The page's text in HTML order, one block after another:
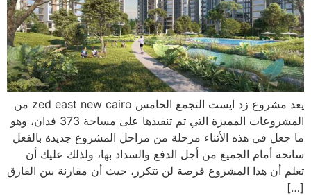
يعد مشروع زد ايست التجمع الخامس zed east new cairo من
المشروعات المميزة التي تم تنفيذها على مساحة 373 فدان، وهو
ما جعل في هذه الأثناء مرحلة من مراحل المشروع جديدة بالفعل
سانحة أمام الجميع من أجل الدفع والسداد بها، ولذلك عليك أن
تعلم أن هذا المشروع فرصة لن تتكرر، حيث أن مقارنة بين الفارق
[…]